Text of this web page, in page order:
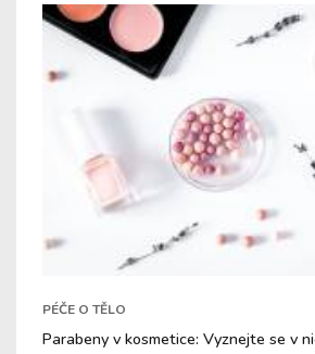
PÉČE O TĚLO
Parabeny v kosmetice: Vyznejte se v